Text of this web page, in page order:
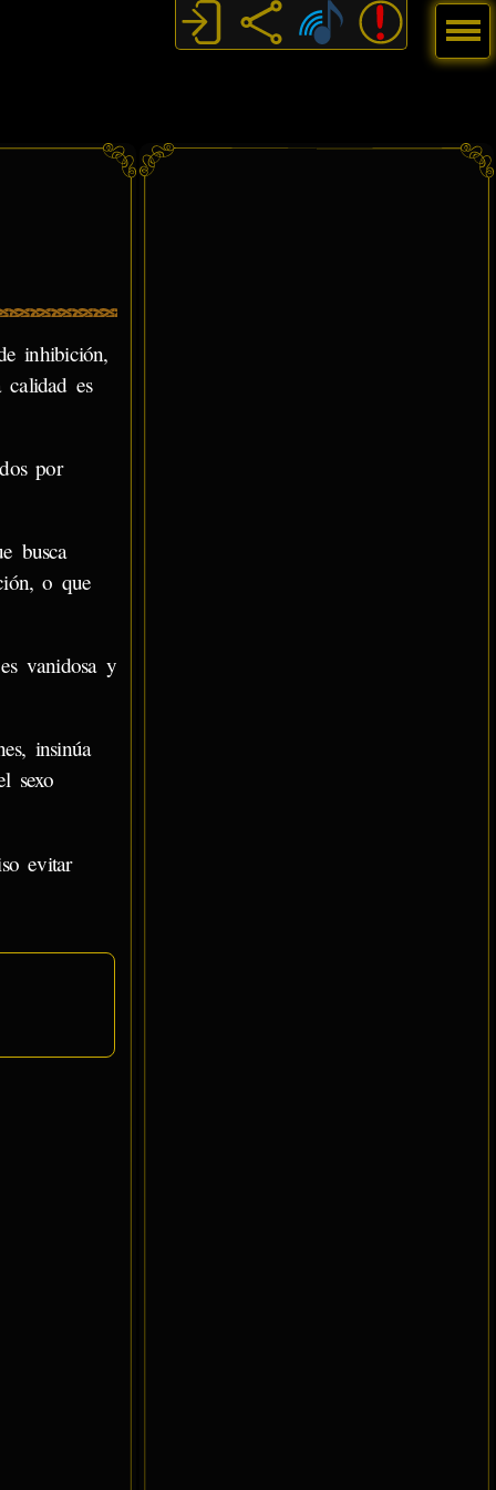
inhibición,
calidad es
por
busca
o que
vanidosa y
insinúa
sexo
evitar
Menú